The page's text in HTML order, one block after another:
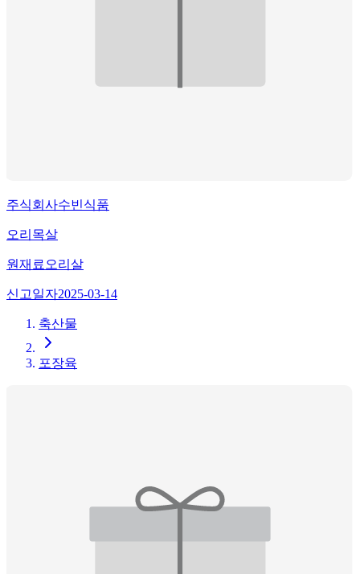
주식회사수빈식품
오리목살
원재료 오리살
신고일자2025-03-14
축산물
포장육